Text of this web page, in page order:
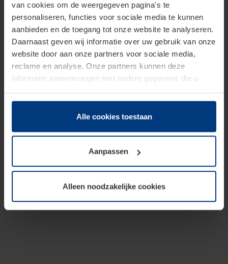
van cookies om de weergegeven pagina's te
personaliseren, functies voor sociale media te kunnen
aanbieden en de toegang tot onze website te analyseren.
Daarnaast geven wij informatie over uw gebruik van onze
website door aan onze partners voor sociale media,
reclame en analyse. Onze partners kunnen deze
informatie samenvoegen met andere gegevens die u
hun diensten hebben verzameld.
Juridisch hebben wij het recht om cookies op uw
van deze pagina's absoluut vereist is. Voor alle andere
soorten cookies is uw toestemming benodigd. Uw
toestemming kunt u op elk moment bij de uitleg van de
wijzigen of herroepen.
Alle cookies toestaan
Aanpassen
Alleen noodzakelijke cookies